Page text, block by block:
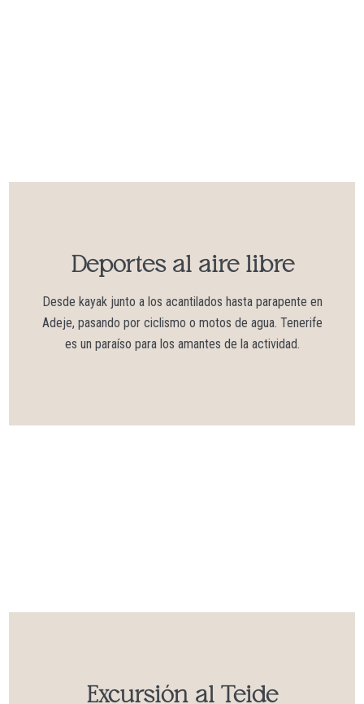
Deportes al aire libre
Desde kayak junto a los acantilados hasta parapente en
Adeje, pasando por ciclismo o motos de agua. Tenerife
es un paraíso para los amantes de la actividad.
Excursión al Teide